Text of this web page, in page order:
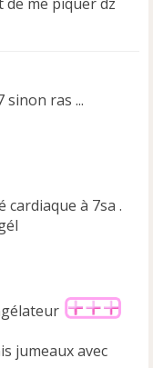
sinon ras ...
cardiaque à 7sa .
jumeaux avec